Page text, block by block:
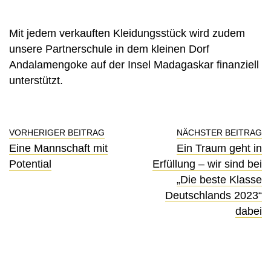
Mit jedem verkauften Kleidungsstück wird zudem
unsere Partnerschule in dem kleinen Dorf
Andalamengoke auf der Insel Madagaskar finanziell
unterstützt.
VORHERIGER BEITRAG
Eine Mannschaft mit
Potential
NÄCHSTER BEITRAG
Ein Traum geht in
Erfüllung – wir sind bei
„Die beste Klasse
Deutschlands 2023“
dabei